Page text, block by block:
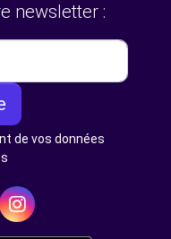
newsletter :
de vos données